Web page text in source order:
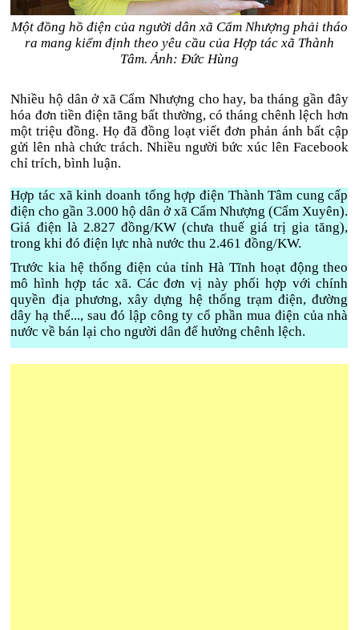
Một đồng hồ điện của người dân xã Cẩm Nhượng phải tháo
ra mang kiểm định theo yêu cầu của Hợp tác xã Thành
Tâm. Ảnh: Đức Hùng
Nhiều hộ dân ở xã Cẩm Nhượng cho hay, ba tháng gần đây
hóa đơn tiền điện tăng bất thường, có tháng chênh lệch hơn
một triệu đồng. Họ đã đồng loạt viết đơn phản ánh bất cập
gửi lên nhà chức trách. Nhiều người bức xúc lên Facebook
chỉ trích, bình luận.
Hợp tác xã kinh doanh tổng hợp điện Thành Tâm cung cấp
điện cho gần 3.000 hộ dân ở xã Cẩm Nhượng (Cẩm Xuyên).
Giá điện là 2.827 đồng/KW (chưa thuế giá trị gia tăng),
trong khi đó điện lực nhà nước thu 2.461 đồng/KW.
Trước kia hệ thống điện của tỉnh Hà Tĩnh hoạt động theo
mô hình hợp tác xã. Các đơn vị này phối hợp với chính
quyền địa phương, xây dựng hệ thống trạm điện, đường
dây hạ thế..., sau đó lập công ty cổ phần mua điện của nhà
nước về bán lại cho người dân để hưởng chênh lệch.